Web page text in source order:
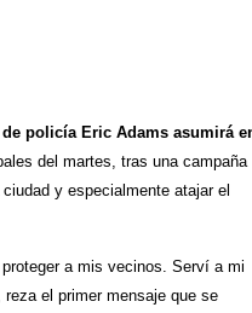
policía Eric Adams asumirá
del martes, tras una campaña
y especialmente atajar el
a mis vecinos. Serví a mi
el primer mensaje que se